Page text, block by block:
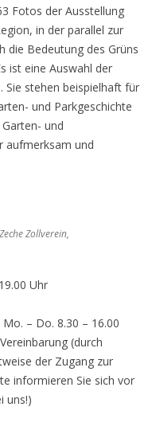
Fotos der Ausstellung
in der parallel zur
die Bedeutung des Grüns
ist eine Auswahl der
Sie stehen beispielhaft für
und Parkgeschichte
und
aufmerksam und
Zollverein,
Uhr
– Do. 8.30 – 16.00
(durch
der Zugang zur
informieren Sie sich vor
uns!)